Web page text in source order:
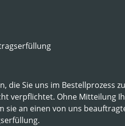
die Sie uns im
verpflichtet. Ohne Mitteilung
sie an einen von uns